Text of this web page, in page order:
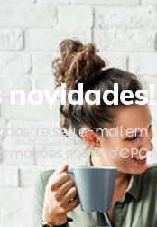
seu e-mail em
sobre o CPCA,